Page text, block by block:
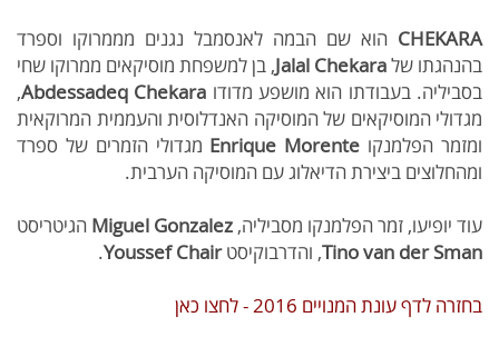
CHEKARA הוא שם הבמה לאנסמבל נגנים מממרוקו וספרד
בהנהגתו שלJalal Chekara, בן למשפחת מוסיקאים ממרוקו שחי
בסביליה. בעבודתו הוא מושפע מדודו Abdessadeq Chekara
,
מגדולי המוסיקאים של המוסיקה האנדלוסית והעממית המרוקאית
ומזמר הפלמנקו Enrique Morente מגדולי הזמרים של ספרד
ומהחלוצים ביצירת הדיאלוג עם המוסיקה הערבית.
עוד יופיעו, זמר הפלמנקו מסביליה, Miguel Gonzalez הגיטריסט
Tino van der Sman, והדרבוקיסטYoussef Chair
.
בחזרה לדף עונת המנויים 2016 - לחצו כאן